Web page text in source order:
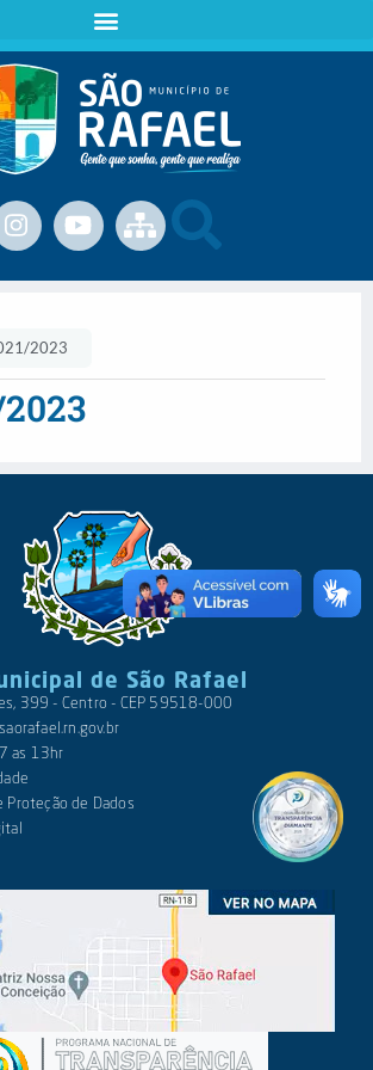
2023
de São Rafael
399 - Centro - CEP 59518-000
as 13hr
Proteção de Dados